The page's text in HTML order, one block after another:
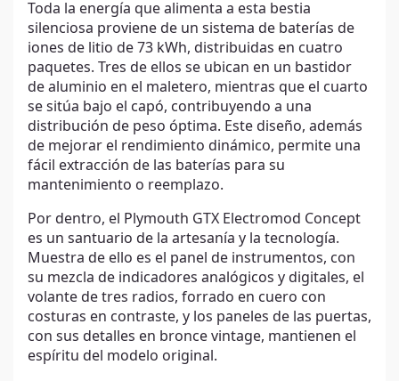
Toda la energía que alimenta a esta bestia
silenciosa proviene de un sistema de baterías de
iones de litio de 73 kWh, distribuidas en cuatro
paquetes. Tres de ellos se ubican en un bastidor
de aluminio en el maletero, mientras que el cuarto
se sitúa bajo el capó, contribuyendo a una
distribución de peso óptima. Este diseño, además
de mejorar el rendimiento dinámico, permite una
fácil extracción de las baterías para su
mantenimiento o reemplazo.
Por dentro, el Plymouth GTX Electromod Concept
es un santuario de la artesanía y la tecnología.
Muestra de ello es el panel de instrumentos, con
su mezcla de indicadores analógicos y digitales, el
volante de tres radios, forrado en cuero con
costuras en contraste, y los paneles de las puertas,
con sus detalles en bronce vintage, mantienen el
espíritu del modelo original.